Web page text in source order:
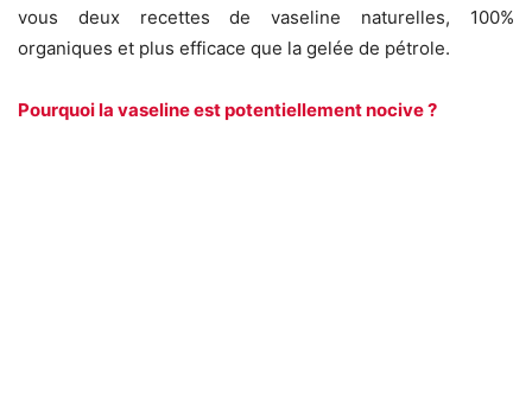
vous deux recettes de vaseline naturelles, 100%
organiques et plus efficace que la gelée de pétrole.
Pourquoi la vaseline est potentiellement nocive ?